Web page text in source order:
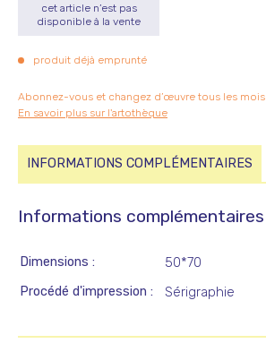
cet article n’est pas
disponible à la vente
produit déjà emprunté
Abonnez-vous et changez d’œuvre tous les mois
En savoir plus sur l'artothèque
INFORMATIONS COMPLÉMENTAIRES
Informations complémentaires
Dimensions 50*70
Procédé d'impression Sérigraphie